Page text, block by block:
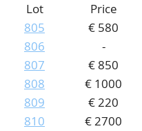
Lot
Price
805
€ 580
806
-
807
€ 850
808
€ 1000
809
€ 220
810
€ 2700